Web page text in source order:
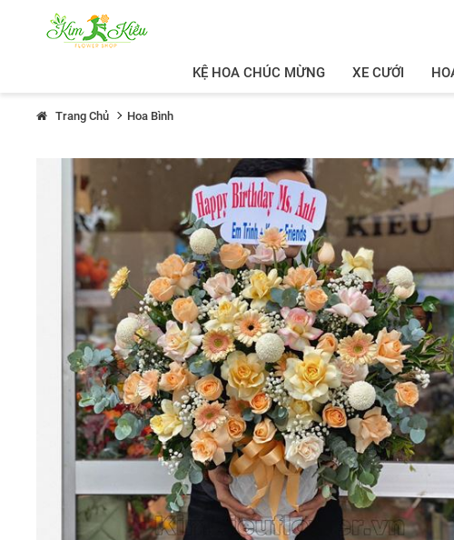
KỆ HOA CHÚC MỪNG XE CƯỚI
Trang Chủ Hoa Bình